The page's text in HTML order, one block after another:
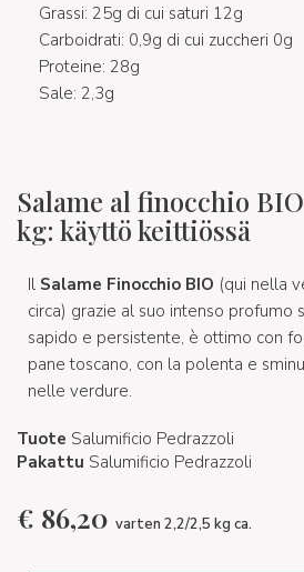
Grassi: 25g di cui saturi 12g
Carboidrati: 0,9g di cui zuccheri 0g
Proteine: 28g
Sale: 2,3g
Salame al finocchio
kg: käyttö keittiössä
Il Salame Finocchio BIO (qui nella
circa) grazie al suo intenso profumo
sapido e persistente, è ottimo con
pane toscano, con la polenta e
nelle verdure.
Tuote Salumificio Pedrazzoli
Pakattu Salumificio Pedrazzoli
€ 86,20 varten 2,2/2,5 kg ca.